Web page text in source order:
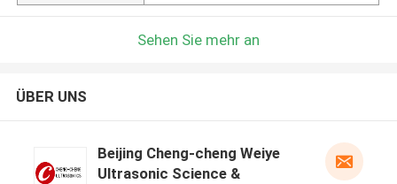
Sehen Sie mehr an
ÜBER UNS
Beijing Cheng-cheng Weiye
Ultrasonic Science &